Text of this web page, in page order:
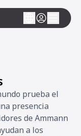
prueba el
presencia
de Ammann
a los